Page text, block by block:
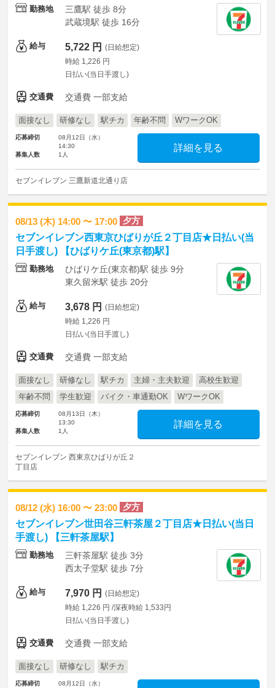
勤務地
三鷹駅 徒歩 8分
武蔵境駅 徒歩 16分
給与 5,722 円 (日給想定)
時給 1,226 円
日払い(当日手渡し)
交通費 交通費 一部支給
面接なし 研修なし 駅チカ 年齢不問 WワークOK
応募締切
08月12日（水）
14:30
募集人数
1人
詳細を見る
セブンイレブン 三鷹新道北通り店
08/13 (木) 14:00 〜 17:00 夕方
セブンイレブン西東京ひばりが丘２丁目店★日払い(当
日手渡し) 【ひばりケ丘(東京都)駅】
勤務地
ひばりケ丘(東京都)駅 徒歩 9分
東久留米駅 徒歩 20分
給与 3,678 円 (日給想定)
時給 1,226 円
日払い(当日手渡し)
交通費 交通費 一部支給
面接なし 研修なし 駅チカ 主婦・主夫歓迎
高校生歓迎
年齢不問
学生歓迎 バイク・車通勤OK WワークOK
応募締切
08月13日（木）
13:30
募集人数
1人
詳細を見る
セブンイレブン 西東京ひばりが丘２
丁目店
08/12 (水) 16:00 〜 23:00 夕方
セブンイレブン世田谷三軒茶屋２丁目店★日払い(当日
手渡し) 【三軒茶屋駅】
勤務地
三軒茶屋駅 徒歩 3分
西太子堂駅 徒歩 7分
給与 7,970 円 (日給想定)
時給 1,226 円 /深夜時給 1,533円
日払い(当日手渡し)
交通費 交通費 一部支給
面接なし 研修なし 駅チカ
応募締切
08月12日（水）